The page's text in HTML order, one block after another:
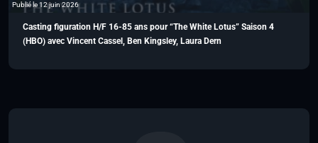
Publié le 12 juin 2026
Casting figuration H/F 16-85 ans pour “The White Lotus” Saison 4
(HBO) avec Vincent Cassel, Ben Kingsley, Laura Dern